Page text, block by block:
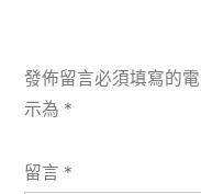
發佈留言必須填寫的
示為 *
留言 *